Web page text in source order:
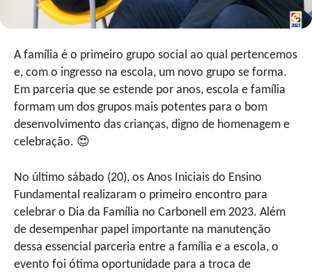
A família é o primeiro grupo social ao qual pertencemos
e, com o ingresso na escola, um novo grupo se forma.
Em parceria que se estende por anos, escola e família
formam um dos grupos mais potentes para o bom
desenvolvimento das crianças, digno de homenagem e
celebração. 😍
No último sábado (20), os Anos Iniciais do Ensino
Fundamental realizaram o primeiro encontro para
celebrar o Dia da Família no Carbonell em 2023. Além
de desempenhar papel importante na manutenção
dessa essencial parceria entre a família e a escola, o
evento foi ótima oportunidade para a troca de